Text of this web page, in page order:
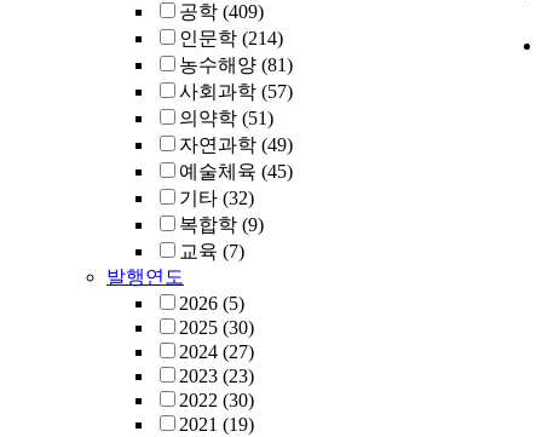
공학 (409)
인문학 (214)
농수해양 (81)
사회과학 (57)
의약학 (51)
자연과학 (49)
예술체육 (45)
기타 (32)
복합학 (9)
교육 (7)
발행연도
2026 (5)
2025 (30)
2024 (27)
2023 (23)
2022 (30)
2021 (19)